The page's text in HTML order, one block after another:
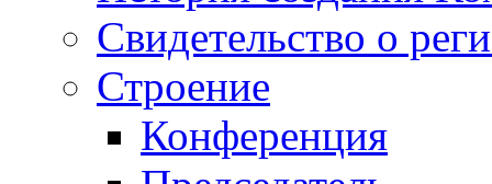
Свидетельство о
Строение
Конференция